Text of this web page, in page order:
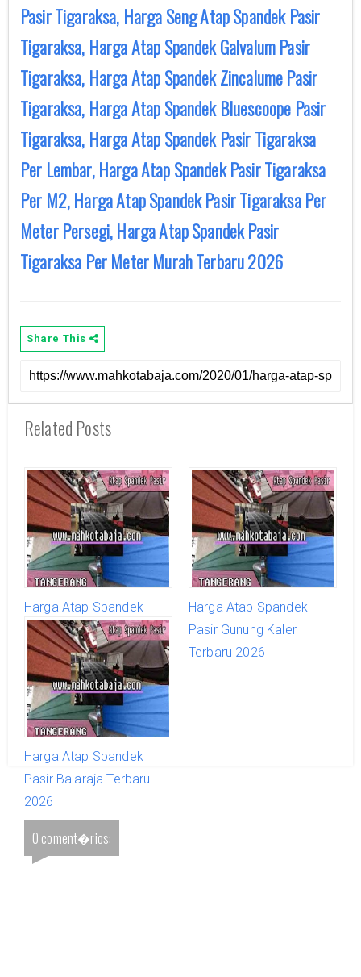
Pasir Tigaraksa, Harga Seng Atap Spandek Pasir
Tigaraksa, Harga Atap Spandek Galvalum Pasir
Tigaraksa, Harga Atap Spandek Zincalume Pasir
Tigaraksa, Harga Atap Spandek Bluescoope Pasir
Tigaraksa, Harga Atap Spandek Pasir Tigaraksa
Per Lembar, Harga Atap Spandek Pasir Tigaraksa
Per M2, Harga Atap Spandek Pasir Tigaraksa Per
Meter Persegi, Harga Atap Spandek Pasir
Tigaraksa Per Meter Murah Terbaru 2026
Share This
Related Posts
Harga Atap Spandek
Pasir Neglasari Terbaru
2026
Harga Atap Spandek
Pasir Gunung Kaler
Terbaru 2026
Harga Atap Spandek
Pasir Balaraja Terbaru
2026
0 coment�rios: